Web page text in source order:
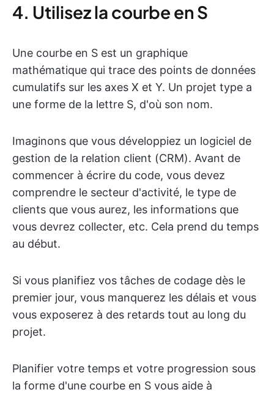
4. Utilisez la courbe en S
Une courbe en S est un graphique
mathématique qui trace des points de données
cumulatifs sur les axes X et Y. Un projet type a
une forme de la lettre S, d'où son nom.
Imaginons que vous développiez un logiciel de
gestion de la relation client (CRM). Avant de
commencer à écrire du code, vous devez
comprendre le secteur d'activité, le type de
clients que vous aurez, les informations que
vous devrez collecter, etc. Cela prend du temps
au début.
Si vous planifiez vos tâches de codage dès le
premier jour, vous manquerez les délais et vous
vous exposerez à des retards tout au long du
projet.
Planifier votre temps et votre progression sous
la forme d'une courbe en S vous aide à